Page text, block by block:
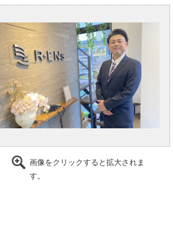
画像をクリックすると拡大されま
す。